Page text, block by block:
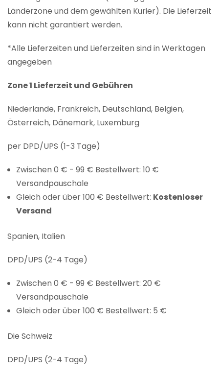
Länderzone und dem gewählten Kurier). Die Lieferzeit
kann nicht garantiert werden.
*Alle Lieferzeiten und Lieferzeiten sind in Werktagen
angegeben
Zone 1 Lieferzeit und Gebühren
Niederlande, Frankreich, Deutschland, Belgien,
Österreich, Dänemark, Luxemburg
per DPD/UPS (1-3 Tage)
Zwischen 0 € - 99 € Bestellwert: 10 €
Versandpauschale
Gleich oder über 100 € Bestellwert: Kostenloser
Versand
Spanien, Italien
DPD/UPS (2-4 Tage)
Zwischen 0 € - 99 € Bestellwert: 20 €
Versandpauschale
Gleich oder über 100 € Bestellwert: 5 €
Die Schweiz
DPD/UPS (2-4 Tage)